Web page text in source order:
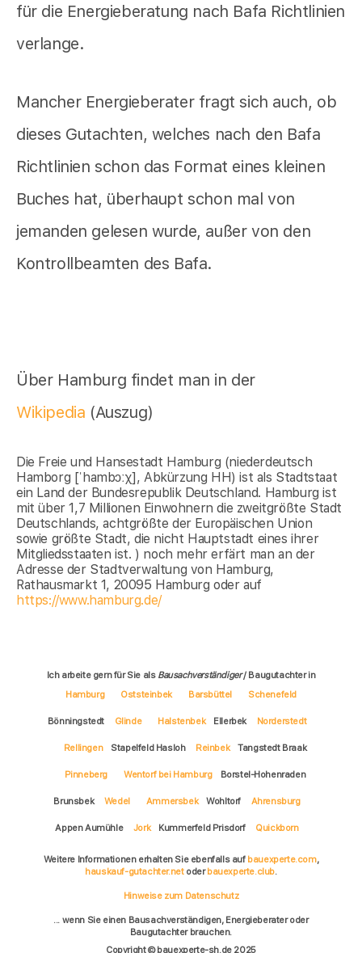
für die Energieberatung nach Bafa Richtlinien
verlange.
Mancher Energieberater fragt sich auch, ob
dieses Gutachten, welches nach den Bafa
Richtlinien schon das Format eines kleinen
Buches hat, überhaupt schon mal von
jemanden gelesen wurde, außer von den
Kontrollbeamten des Bafa.
Über Hamburg findet man in der
Wikipedia (Auszug)
Die Freie und Hansestadt Hamburg (niederdeutsch
Hamborg [ˈhambɔːχ], Abkürzung HH) ist als Stadtstaat
ein Land der Bundesrepublik Deutschland. Hamburg ist
mit über 1,7 Millionen Einwohnern die zweitgrößte Stadt
Deutschlands, achtgrößte der Europäischen Union
sowie größte Stadt, die nicht Hauptstadt eines ihrer
Mitgliedsstaaten ist. ) noch mehr erfärt man an der
Adresse der Stadtverwaltung von Hamburg,
Rathausmarkt 1, 20095 Hamburg oder auf
https://www.hamburg.de/
Ich arbeite gern für Sie als Bausachverständiger/ Baugutachter in
Hamburg
Oststeinbek Barsbüttel Schenefeld
Bönningstedt Glinde Halstenbek Ellerbek Norderstedt
Rellingen Stapelfeld Hasloh Reinbek Tangstedt Braak
Pinneberg Wentorf bei Hamburg Borstel-Hohenraden
Brunsbek Wedel Ammersbek Wohltorf Ahrensburg
Appen Aumühle Jork Kummerfeld Prisdorf Quickborn
Weitere Informationen erhalten Sie ebenfalls auf bauexperte.com,
hauskauf-gutachter.netoderbauexperte.club.
Hinweise zum Datenschutz
... wenn Sie einen Bausachverständigen, Energieberater oder
Baugutachter brauchen.
Copyright © bauexperte-sh.de 2025